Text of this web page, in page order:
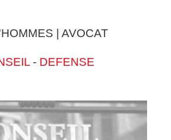
| AVOCAT
- DEFENSE